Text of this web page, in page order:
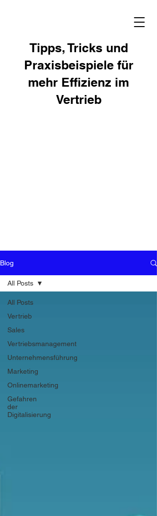
Tipps, Tricks und
Praxisbeispiele für
mehr Effizienz im
Vertrieb
Blog
All Posts
Vertrieb
Sales
Vertriebsmanagement
Unternehmensführung
Marketing
Onlinemarketing
Gefahren
der
Digitalisierung
All Posts